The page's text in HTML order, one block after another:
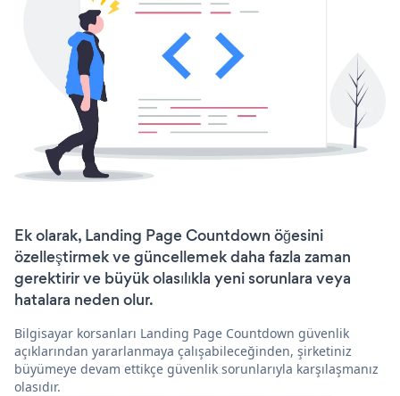
Ek olarak, Landing Page Countdown öğesini
özelleştirmek ve güncellemek daha fazla zaman
gerektirir ve büyük olasılıkla yeni sorunlara veya
hatalara neden olur.
Bilgisayar korsanları Landing Page Countdown güvenlik
açıklarından yararlanmaya çalışabileceğinden, şirketiniz
büyümeye devam ettikçe güvenlik sorunlarıyla karşılaşmanız
olasıdır.